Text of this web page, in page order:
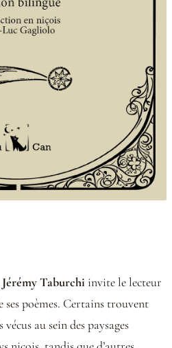
Jérémy Taburchi invite le lecteur
poèmes. Certains trouvent
au sein des paysages